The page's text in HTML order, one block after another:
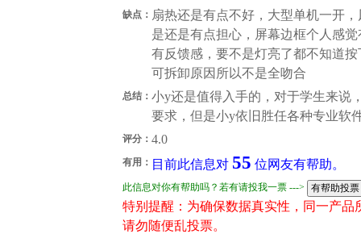
缺点： 扇热还是有点不好，大型单机一开
是还是有点担心，屏幕边框个人感
有反馈感，要不是灯亮了都不知道
可拆卸原因所以不是全吻合
总结： 小y还是值得入手的，对于学生来说
要求，但是小y依旧胜任各种专业软
评分： 4.0
有用： 目前此信息对 55 位网友有帮助。
此信息对你有帮助吗？若有请投我一票 --->
特别提醒：为确保数据真实性，同一产
请勿随便乱投票。